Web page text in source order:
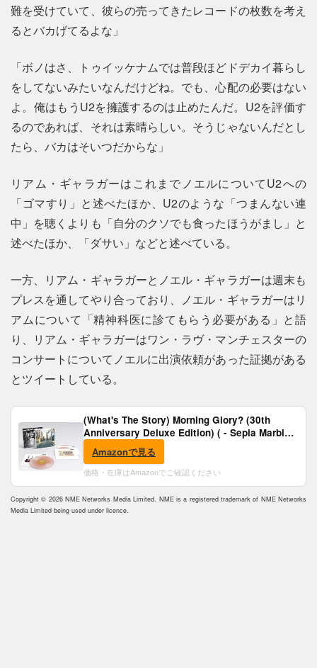
難を受けていて、彼らの売ってきたレコードの枚数を考え
るとバカげてるよな」
「ボノはさ、トゥイッケナムでは普段ほどドデカイ暮らし
をしてないみたいなんだけどね。でも、心配の必要はない
よ。俺はもうU2を擁護するのは止めたんだ。U2を評価す
るのであれば、それは素晴らしい。そうじゃないんだとし
たら、バカはそいつだからな」
リアム・ギャラガーはこれまでノエルについてU2への
「ゴマすり」と述べたほか、U2のような「つまんない連
中」を聴くよりも「自分のクソでも食ったほうがまし」と
述べたほか、「ダサい」などと述べている。
一方、リアム・ギャラガーとノエル・ギャラガーは週末も
プレスを通してやり合っており、ノエル・ギャラガーはリ
アムについて「精神科医に診てもらう必要がある」と語
り、リアム・ギャラガーはワン・ラヴ・マンチェスターの
コンサートについてノエルに出演依頼があった証拠がある
とツイートしている。
(What's The Story) Morning Glory? (30th
Anniversary Deluxe Edition) ( - Sepia Marble
Vinyl) [Analog]
Amazonで見る
価格・在庫はAmazonでご確認ください
Copyright © 2026 NME Networks Media Limited. NME is a registered trademark of NME Networks
Media Limited being used under licence.